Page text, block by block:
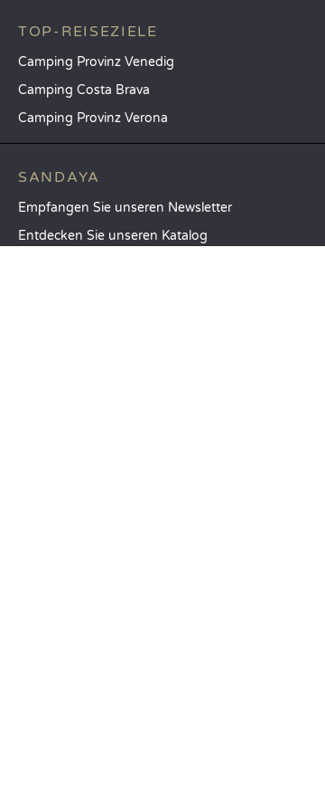
TOP-REISEZIELE
Camping Provinz Venedig
Camping Costa Brava
Camping Provinz Verona
SANDAYA
Empfangen Sie unseren Newsletter
Entdecken Sie unseren Katalog